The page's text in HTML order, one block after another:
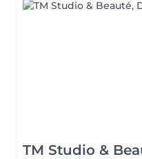
TM Studio &